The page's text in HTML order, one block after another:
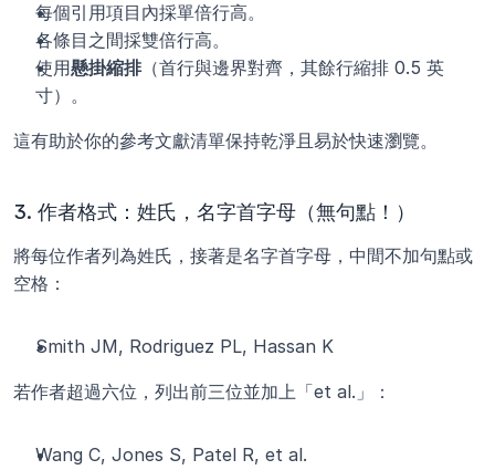
每個引用項目內採單倍行高。
各條目之間採雙倍行高。
使用懸掛縮排（首行與邊界對齊，其餘行縮排 0.5 英
寸）。
這有助於你的參考文獻清單保持乾淨且易於快速瀏覽。
3. 作者格式：姓氏，名字首字母（無句點！）
將每位作者列為姓氏，接著是名字首字母，中間不加句點或
空格：
Smith JM, Rodriguez PL, Hassan K
若作者超過六位，列出前三位並加上「et al.」：
Wang C, Jones S, Patel R, et al.